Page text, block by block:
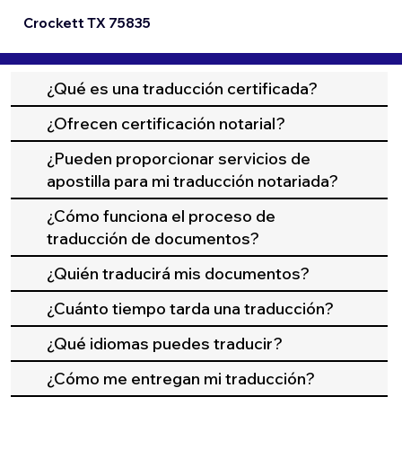
¿Qué es una traducción certificada?
¿Ofrecen certificación notarial?
¿Pueden proporcionar servicios de
apostilla para mi traducción notariada?
¿Cómo funciona el proceso de
traducción de documentos?
¿Quién traducirá mis documentos?
¿Cuánto tiempo tarda una traducción?
¿Qué idiomas puedes traducir?
¿Cómo me entregan mi traducción?
Crockett TX 75835